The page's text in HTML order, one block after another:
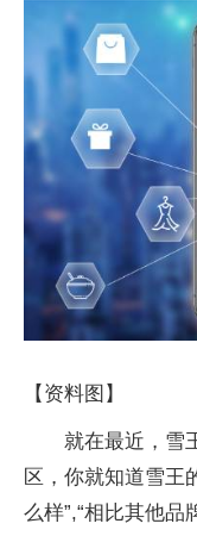
【资料图】
就在最近，雪
区，你就知道雪王
么样”,“相比其他品